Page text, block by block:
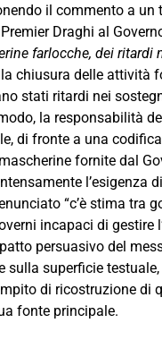
il commento a un
Draghi al
farlocche, dei ritardi
chiusura delle attività
stati ritardi nei
la responsabilità
di fronte a una
fornite dal
l’esigenza
“c’è stima tra
incapaci di gestire
persuasivo del
superficie testuale,
di ricostruzione di
fonte principale.